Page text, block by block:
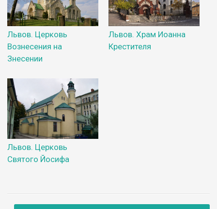
Львов. Церковь
Вознесения на
Знесении
Львов. Храм Иоанна
Крестителя
Львов. Церковь
Святого Йосифа